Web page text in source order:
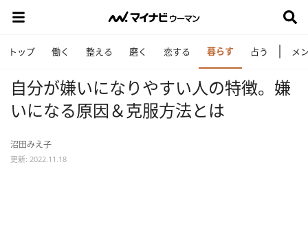
トップ 働く 整える 磨く 恋する 暮らす 占う メ
自分が嫌いになりやすい人の特徴。嫌
いになる原因＆克服方法とは
沼田みえ子
更新: 2022.11.18